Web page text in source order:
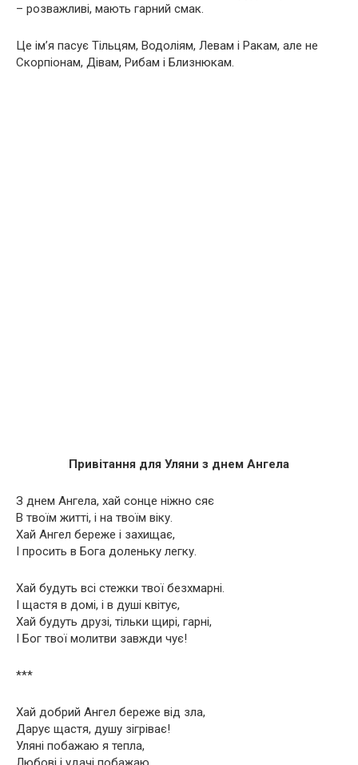
– розважливі, мають гарний смак.
Це ім’я пасує Тільцям, Водоліям, Левам і Ракам, але не
Скорпіонам, Дівам, Рибам і Близнюкам.
Привітання для Уляни з днем Ангела
З днем Ангела, хай сонце ніжно сяє
В твоїм житті, і на твоїм віку.
Хай Ангел береже і захищає,
І просить в Бога доленьку легку.
Хай будуть всі стежки твої безхмарні.
І щастя в домі, і в душі квітує,
Хай будуть друзі, тільки щирі, гарні,
І Бог твої молитви завжди чує!
***
Хай добрий Ангел береже від зла,
Дарує щастя, душу зігріває!
Уляні побажаю я тепла,